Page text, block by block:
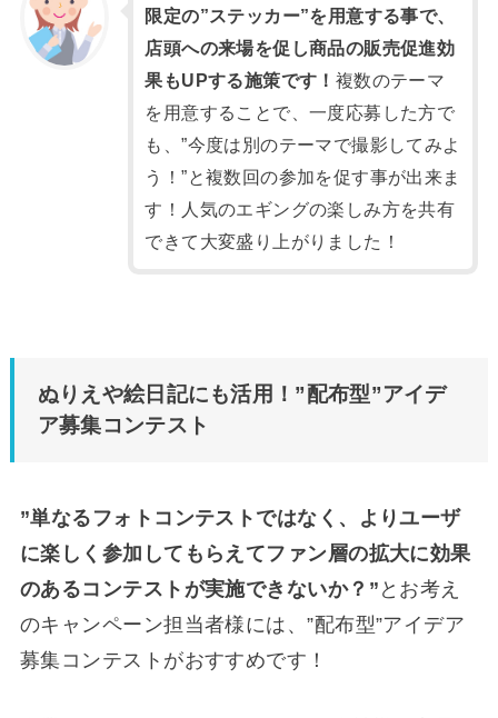
限定の”ステッカー”を用意する事で、
店頭への来場を促し商品の販売促進効
果もUPする施策です！ 複数のテーマ
を用意することで、一度応募した方で
も、”今度は別のテーマで撮影してみよ
う！”と複数回の参加を促す事が出来ま
す！人気のエギングの楽しみ方を共有
できて大変盛り上がりました！
ぬりえや絵日記にも活用！”配布型”アイデ
ア募集コンテスト
”単なるフォトコンテストではなく、よりユーザ
に楽しく参加してもらえてファン層の拡大に効果
のあるコンテストが実施できないか？” とお考え
のキャンペーン担当者様には、”配布型”アイデア
募集コンテストがおすすめです！